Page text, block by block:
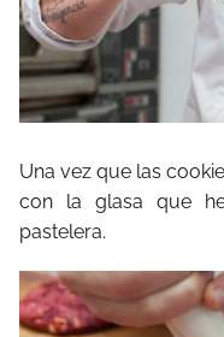
Una vez que las
con la glasa que
pastelera.